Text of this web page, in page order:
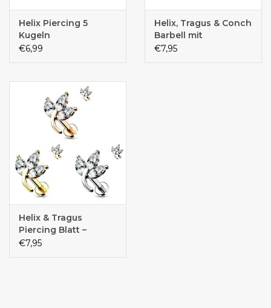
Helix Piercing 5
Kugeln
€6,99
Helix, Tragus & Conch
Barbell mit
Kristallstein –
€7,95
Helix & Tragus
Piercing Blatt –
Chirurgenstahl 316L,
€7,95